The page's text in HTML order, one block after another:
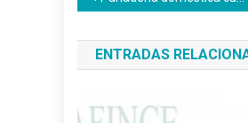
de
entradas
ENTRADAS